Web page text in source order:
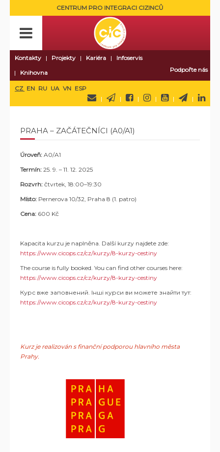
CENTRUM PRO INTEGRACI CIZINCŮ
Kontakty Projekty Kariéra
Infoservis
Knihovna
Podpořte nás
CZ EN RU UA VN ESP
PRAHA – ZAČÁTEČNÍCI (A0/A1)
Úroveň: A0/A1
Termín: 25. 9. – 11. 12. 2025
Rozvrh: čtvrtek, 18:00–19:30
Místo: Pernerova 10/32, Praha 8 (1. patro)
Cena: 600 Kč
Kapacita kurzu je naplněna. Další kurzy najdete zde:
https://www.cicops.cz/cz/kurzy/8-kurzy-cestiny
The course is fully booked. You can find other courses here:
https://www.cicops.cz/cz/kurzy/8-kurzy-cestiny
Курс вже заповнений. Інші курси ви можете знайти тут:
https://www.cicops.cz/cz/kurzy/8-kurzy-cestiny
Kurz je realizován s finanční podporou hlavního města
Prahy.